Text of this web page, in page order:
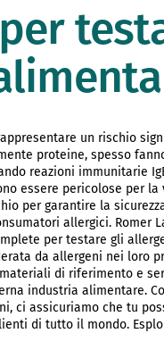
un rischio
proteine, spesso
reazioni immunitarie
essere pericolose per
per garantire la
allergici. Romer
per testare gli
da allergeni nei loro
di riferimento e
industria alimentare.
ci assicuriamo che tu
di tutto il mondo.